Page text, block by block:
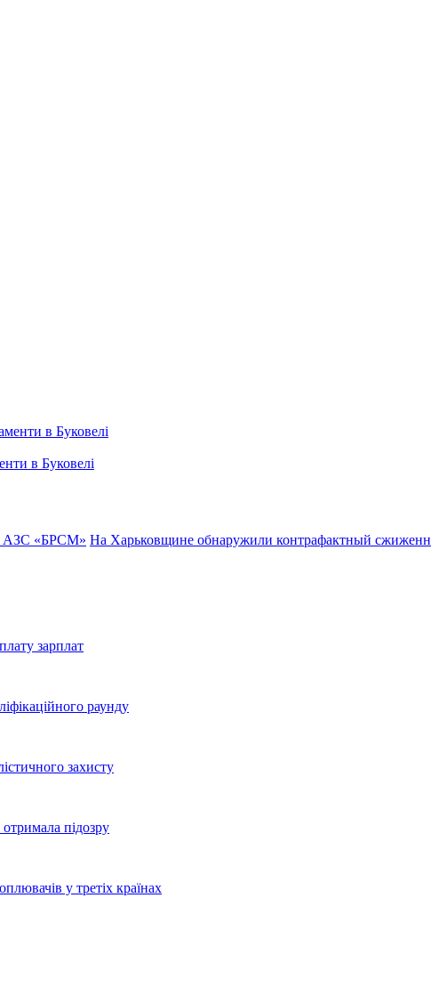
в Буковелі
АЗС «БРСМ» На Харьковщине обнаружили контрафактный
зарплат
раунду
захисту
підозру
у третіх країнах